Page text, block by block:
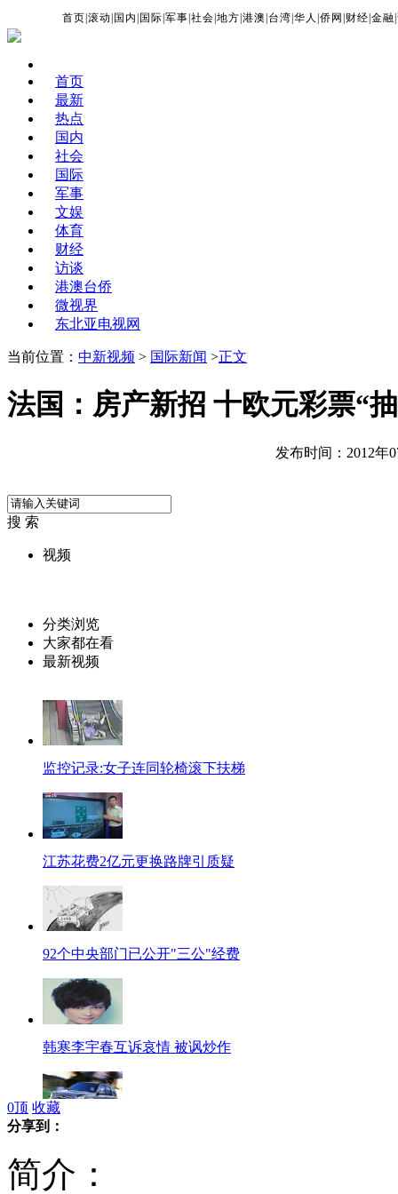
首页 |滚动 国内 国际 |军事 |社会 |地方 |港澳 台湾 |华人 |侨网 财经 |金融 |
首页
最新
热点
国内
社会
国际
军事
文娱
体育
财经
访谈
港澳台侨
微视界
东北亚电视网
当前位置： 中新视频 > 国际新闻 >正文
法国：房产新招 十欧元彩票“
发布时间：2012年
搜 索
视频
分类浏览
大家都在看
最新视频
监控记录:女子连同轮椅滚下扶梯
江苏花费2亿元更换路牌引质疑
92个中央部门已公开"三公"经费
韩寒李宇春互诉哀情 被讽炒作
0顶 收藏
分享到：
简介：